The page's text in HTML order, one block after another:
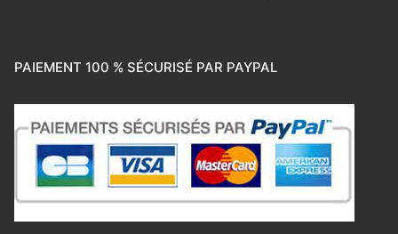
PAIEMENT 100 % SÉCURISÉ PAR PAYPAL